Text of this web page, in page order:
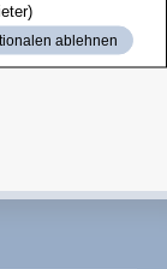
ablehnen